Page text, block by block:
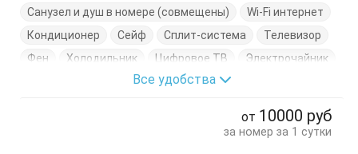
Санузел и душ в номере (совмещены)
Wi-Fi интернет
Кондиционер
Сейф Сплит-система
Телевизор
Фен
Холодильник Цифровое ТВ
Электрочайник
Диван
Комод
Шкаф
Все удобства
от 10000 руб
за номер за 1 сутки